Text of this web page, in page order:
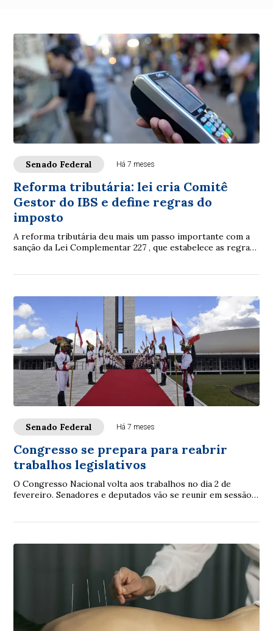
Senado Federal Há 7 meses
Reforma tributária: lei cria Comitê
Gestor do IBS e define regras do
imposto
A reforma tributária deu mais um passo importante com a
sanção da Lei Complementar 227 , que estabelece as regras
Senado Federal Há 7 meses
Congresso se prepara para reabrir
trabalhos legislativos
O Congresso Nacional volta aos trabalhos no dia 2 de
fevereiro. Senadores e deputados vão se reunir em sessão